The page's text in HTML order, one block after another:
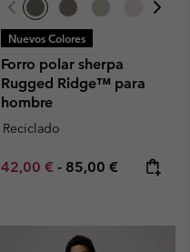
Nuevos Colores
Forro polar sherpa
Rugged Ridge™ para
hombre
Reciclado
Minimum sale price:
42,00 € - Maximum price:
85,00 €